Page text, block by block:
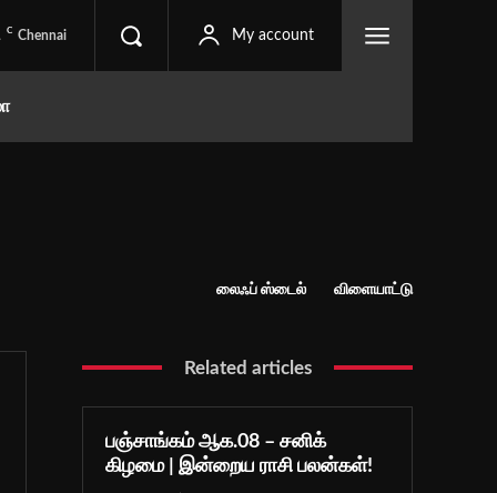
C Chennai My account
லைஃப் ஸ்டைல் விளையாட்டு
Related articles
பஞ்சாங்கம் ஆக.08 – சனிக்
கிழமை | இன்றைய ராசி பலன்கள்!